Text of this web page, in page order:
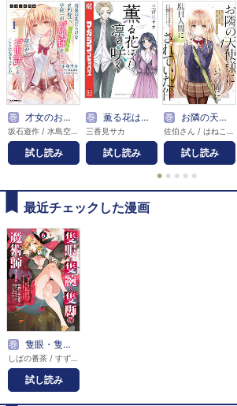
巻 才女のお世話
試し読み
巻 薫る花は凛と咲く
三香見サカ
試し読み
巻 お隣の天使様にいつの間にか駄目人間にされていた件
試し読み
● ● ● ● ●
最近チェックした漫画
巻 隻眼・隻腕・隻脚の魔術師@COMIC
試し読み